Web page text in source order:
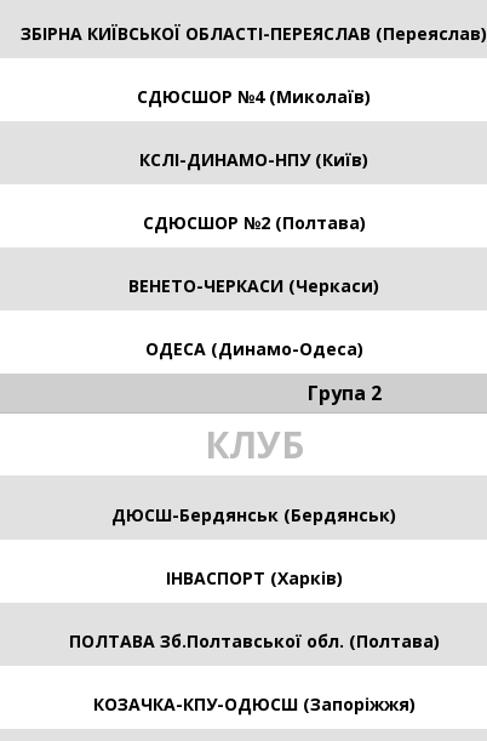
ЗБІРНА КИЇВСЬКОЇ ОБЛАСТІ-ПЕРЕЯСЛАВ (Переяслав)
СДЮСШОР №4 (Миколаїв)
КСЛІ-ДИНАМО-НПУ (Київ)
СДЮСШОР №2 (Полтава)
ВЕНЕТО-ЧЕРКАСИ (Черкаси)
ОДЕСА (Динамо-Одеса)
Група 2
КЛУБ
ДЮСШ-Бердянськ (Бердянськ)
ІНВАСПОРТ (Харків)
ПОЛТАВА Зб.Полтавської обл. (Полтава)
КОЗАЧКА-КПУ-ОДЮСШ (Запоріжжя)